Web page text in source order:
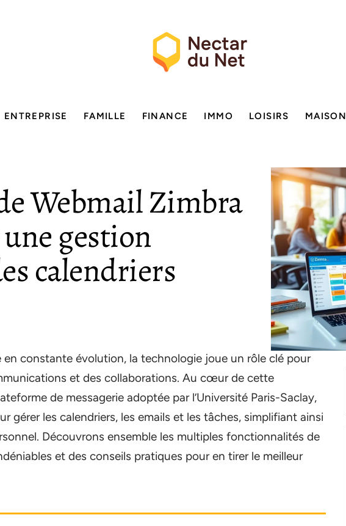
ENTREPRISE FAMILLE FINANCE IMMO LOISIRS MAISON
Webmail Zimbra
gestion
calendriers
en constante évolution, la technologie joue un rôle clé pour
et des collaborations. Au cœur de cette
de messagerie adoptée par l’Université Paris-Saclay,
gérer les calendriers, les emails et les tâches, simplifiant ainsi
Découvrons ensemble les multiples fonctionnalités de
et des conseils pratiques pour en tirer le meilleur